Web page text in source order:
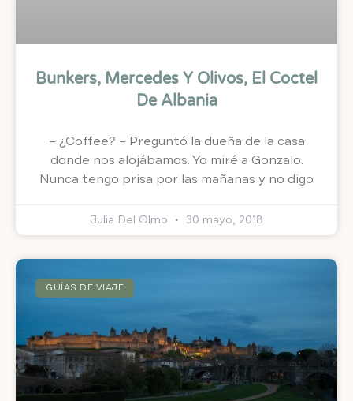
Bunkers, Mercedes Y Olivos, El Coctel
De Albania
– ¿Coffee? – Preguntó la dueña de la casa
donde nos alojábamos. Yo miré a Gonzalo.
Nunca tengo prisa por las mañanas y no digo
Julia Del Olmo 30 mayo, 2018
GUÍAS DE VIAJE